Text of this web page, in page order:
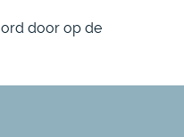
door op de